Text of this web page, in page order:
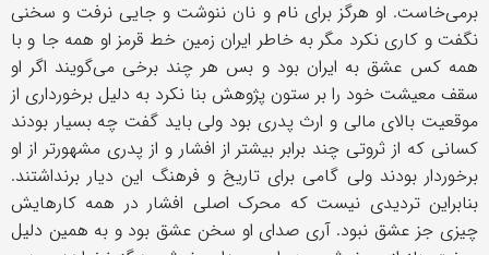
برمی‌خاست. او هرگز برای نام و نان ننوشت و جایی نرفت و سخنی
نگفت و کاری نکرد مگر به خاطر ایران زمین خط قرمز او همه جا و با
همه کس عشق به ایران بود و بس هر چند برخی می‌گویند اگر او
سقف معیشت خود را بر ستون پژوهش بنا نکرد به دلیل برخورداری از
موقعیت بالای مالی و ارث پدری بود ولی باید گفت چه بسیار بودند
کسانی که از ثروتی چند برابر بیشتر از افشار و از پدری مشهورتر از او
برخوردار بودند ولی گامی برای تاریخ و فرهنگ این دیار برنداشتند.
بنابراین تردیدی نیست که محرک اصلی افشار در همه کارهایش
چیزی جز عشق نبود. آری صدای او سخن عشق بود و به همین دلیل